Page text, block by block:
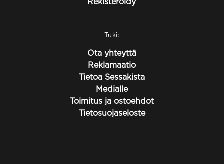
Tuki:
Ota yhteyttä
Reklamaatio
Tietoa Sessakista
Medialle
Toimitus ja ostoehdot
Tietosuojaseloste